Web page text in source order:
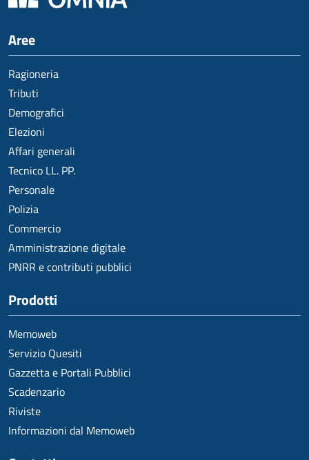
Aree
Ragioneria
Tributi
Demografici
Elezioni
Affari generali
Tecnico LL. PP.
Personale
Polizia
Commercio
Amministrazione digitale
PNRR e contributi pubblici
Prodotti
Memoweb
Servizio Quesiti
Gazzetta e Portali Pubblici
Scadenzario
Riviste
Informazioni dal Memoweb